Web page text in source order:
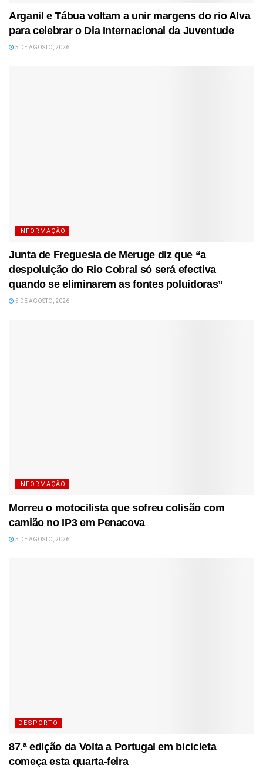
Arganil e Tábua voltam a unir margens do rio Alva
para celebrar o Dia Internacional da Juventude
5 DE AGOSTO, 2026
INFORMAÇÃO
Junta de Freguesia de Meruge diz que “a
despoluição do Rio Cobral só será efectiva
quando se eliminarem as fontes poluidoras”
5 DE AGOSTO, 2026
INFORMAÇÃO
Morreu o motocilista que sofreu colisão com
camião no IP3 em Penacova
5 DE AGOSTO, 2026
DESPORTO
87.ª edição da Volta a Portugal em bicicleta
começa esta quarta-feira